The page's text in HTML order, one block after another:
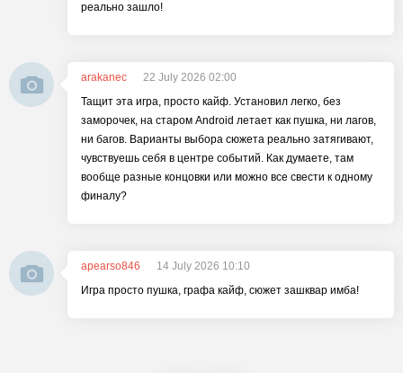
реально зашло!
arakanec
22 July 2026 02:00
Тащит эта игра, просто кайф. Установил легко, без
заморочек, на старом Android летает как пушка, ни лагов,
ни багов. Варианты выбора сюжета реально затягивают,
чувствуешь себя в центре событий. Как думаете, там
вообще разные концовки или можно все свести к одному
финалу?
apearso846
14 July 2026 10:10
Игра просто пушка, графа кайф, сюжет зашквар имба!